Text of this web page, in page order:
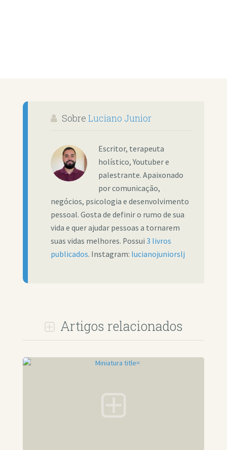
Sobre Luciano Junior
Escritor, terapeuta
holístico, Youtuber e
palestrante. Apaixonado
por comunicação,
negócios, psicologia e desenvolvimento
pessoal. Gosta de definir o rumo de sua
vida e quer ajudar pessoas a tornarem
suas vidas melhores. Possui 3 livros
publicados. Instagram: lucianojuniorslj
Artigos relacionados